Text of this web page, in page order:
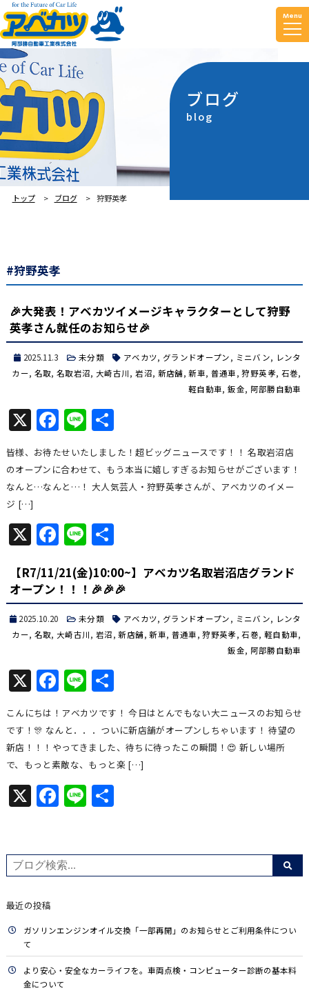
Menu
ブログ
blog
トップ ブログ 狩野英孝
#狩野英孝
🎉大発表！アベカツイメージキャラクターとして狩野
英孝さん就任のお知らせ🎉
2025.11.3 未分類 アベカツ, グランドオープン, ミニバン, レンタ
カー, 名取, 名取岩沼,大崎古川,岩沼, 新店舗,新車, 普通車,狩野英孝, 石巻,
軽自動車,鈑金, 阿部勝自動車
X Facebook
Line共
有
皆様、お待たせいたしました！超ビッグニュースです！！ 名取岩沼店
のオープンに合わせて、もう本当に嬉しすぎるお知らせがございます！
なんと…なんと…！ 大人気芸人・狩野英孝さんが、アベカツのイメー
ジ […]
X Facebook
Line共
【R7/11/21(金)10:00~】アベカツ名取岩沼店グランド
オープン！！！🎉🎉🎉
2025.10.20 未分類 アベカツ, グランドオープン, ミニバン, レンタ
カー, 名取, 大崎古川,岩沼,新店舗,新車, 普通車,狩野英孝,石巻, 軽自動車,
鈑金, 阿部勝自動車
X Facebook
Line共
有
こんにちは！アベカツです！ 今日はとんでもない大ニュースのお知らせ
です！🎊 なんと．．．ついに新店舗がオープンしちゃいます！ 待望の
新店！！！やってきました、待ちに待ったこの瞬間！😍 新しい場所
で、もっと素敵な、もっと楽 […]
X Facebook
Line共
最近の投稿
ガソリンエンジンオイル交換「一部再開」のお知らせとご利用条件につい
て
より安心・安全なカーライフを。車両点検・コンピューター診断の基本料
金について